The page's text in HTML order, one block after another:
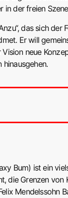
in der freien
das sich der
Er will
neue
Bum) ist ein
die Grenzen
Mendelssohn